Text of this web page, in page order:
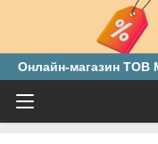
Онлайн-магазин ТОВ